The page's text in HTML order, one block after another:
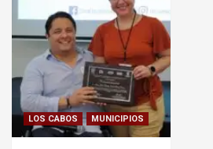
LOS CABOS MUNICIPIOS